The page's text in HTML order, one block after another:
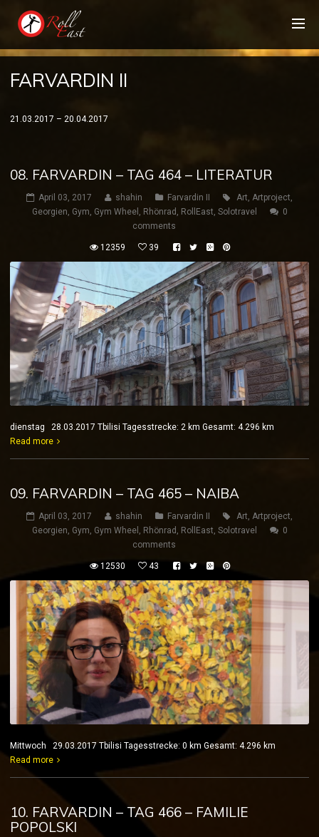
FARVARDIN II
21.03.2017 – 20.04.2017
08. FARVARDIN – TAG 464 – LITERATUR
April 03, 2017 shahin Farvardin II Art, Artproject,
Georgien, Gym, Gym Wheel , Rhönrad , RollEast, Solotravel
0
comments
12359 39
dienstag 28.03.2017 Tbilisi Tagesstrecke: 2 km Gesamt: 4.296 km
Read more
09. FARVARDIN – TAG 465 – NAIBA
April 03, 2017 shahin Farvardin II Art, Artproject,
Georgien, Gym, Gym Wheel , Rhönrad , RollEast, Solotravel
0
comments
12530 43
Mittwoch 29.03.2017 Tbilisi Tagesstrecke: 0 km Gesamt: 4.296 km
Read more
10. FARVARDIN – TAG 466 – FAMILIE
POPOLSKI